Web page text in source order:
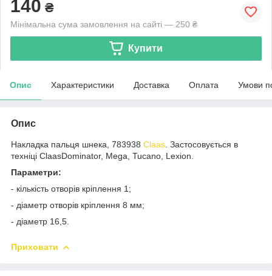
140 ₴
Мінімальна сума замовлення на сайті — 250 ₴
Купити
Опис Характеристики Доставка Оплата Умови
Опис
Накладка пальця шнека, 783938 Claas . Застосовується в
техніці ClaasDominator, Mega, Tucano, Lexion.
Параметри:
- кількість отворів кріплення 1;
- діаметр отворів кріплення 8 мм;
- діаметр 16,5.
Приховати